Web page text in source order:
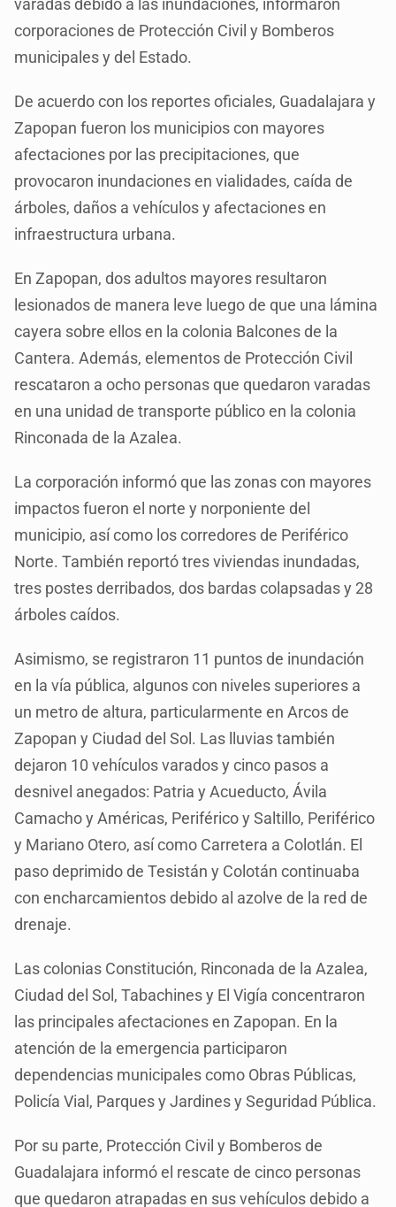
varadas debido a las inundaciones, informaron
corporaciones de Protección Civil y Bomberos
municipales y del Estado.
De acuerdo con los reportes oficiales, Guadalajara y
Zapopan fueron los municipios con mayores
afectaciones por las precipitaciones, que
provocaron inundaciones en vialidades, caída de
árboles, daños a vehículos y afectaciones en
infraestructura urbana.
En Zapopan, dos adultos mayores resultaron
lesionados de manera leve luego de que una lámina
cayera sobre ellos en la colonia Balcones de la
Cantera. Además, elementos de Protección Civil
rescataron a ocho personas que quedaron varadas
en una unidad de transporte público en la colonia
Rinconada de la Azalea.
La corporación informó que las zonas con mayores
impactos fueron el norte y norponiente del
municipio, así como los corredores de Periférico
Norte. También reportó tres viviendas inundadas,
tres postes derribados, dos bardas colapsadas y 28
árboles caídos.
Asimismo, se registraron 11 puntos de inundación
en la vía pública, algunos con niveles superiores a
un metro de altura, particularmente en Arcos de
Zapopan y Ciudad del Sol. Las lluvias también
dejaron 10 vehículos varados y cinco pasos a
desnivel anegados: Patria y Acueducto, Ávila
Camacho y Américas, Periférico y Saltillo, Periférico
y Mariano Otero, así como Carretera a Colotlán. El
paso deprimido de Tesistán y Colotán continuaba
con encharcamientos debido al azolve de la red de
drenaje.
Las colonias Constitución, Rinconada de la Azalea,
Ciudad del Sol, Tabachines y El Vigía concentraron
las principales afectaciones en Zapopan. En la
atención de la emergencia participaron
dependencias municipales como Obras Públicas,
Policía Vial, Parques y Jardines y Seguridad Pública.
Por su parte, Protección Civil y Bomberos de
Guadalajara informó el rescate de cinco personas
que quedaron atrapadas en sus vehículos debido a